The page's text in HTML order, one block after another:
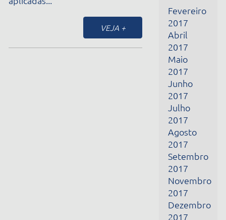
2017
Maio
2017
Junho
2017
Julho
2017
Agosto
2017
Setembro
2017
Novembro
2017
Dezembro
2017
Janeiro
2018
Março
2018
Abril